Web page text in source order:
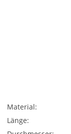
Material:
Länge: